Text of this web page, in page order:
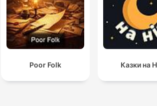
Poor Folk Казки на